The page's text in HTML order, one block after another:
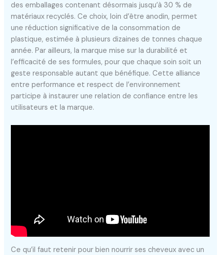
des emballages contenant désormais jusqu’à 30 % de
matériaux recyclés. Ce choix, loin d’être anodin, permet
une réduction significative de la consommation de
plastique, estimée à plusieurs dizaines de tonnes chaque
année. Par ailleurs, la marque mise sur la durabilité et
l’efficacité de ses formules, pour que chaque soin soit un
geste responsable autant que bénéfique. Cette alliance
entre performance et respect de l’environnement
participe à instaurer une relation de confiance entre les
utilisateurs et la marque.
Ce qu’il faut retenir pour bien nourrir ses cheveux avec un